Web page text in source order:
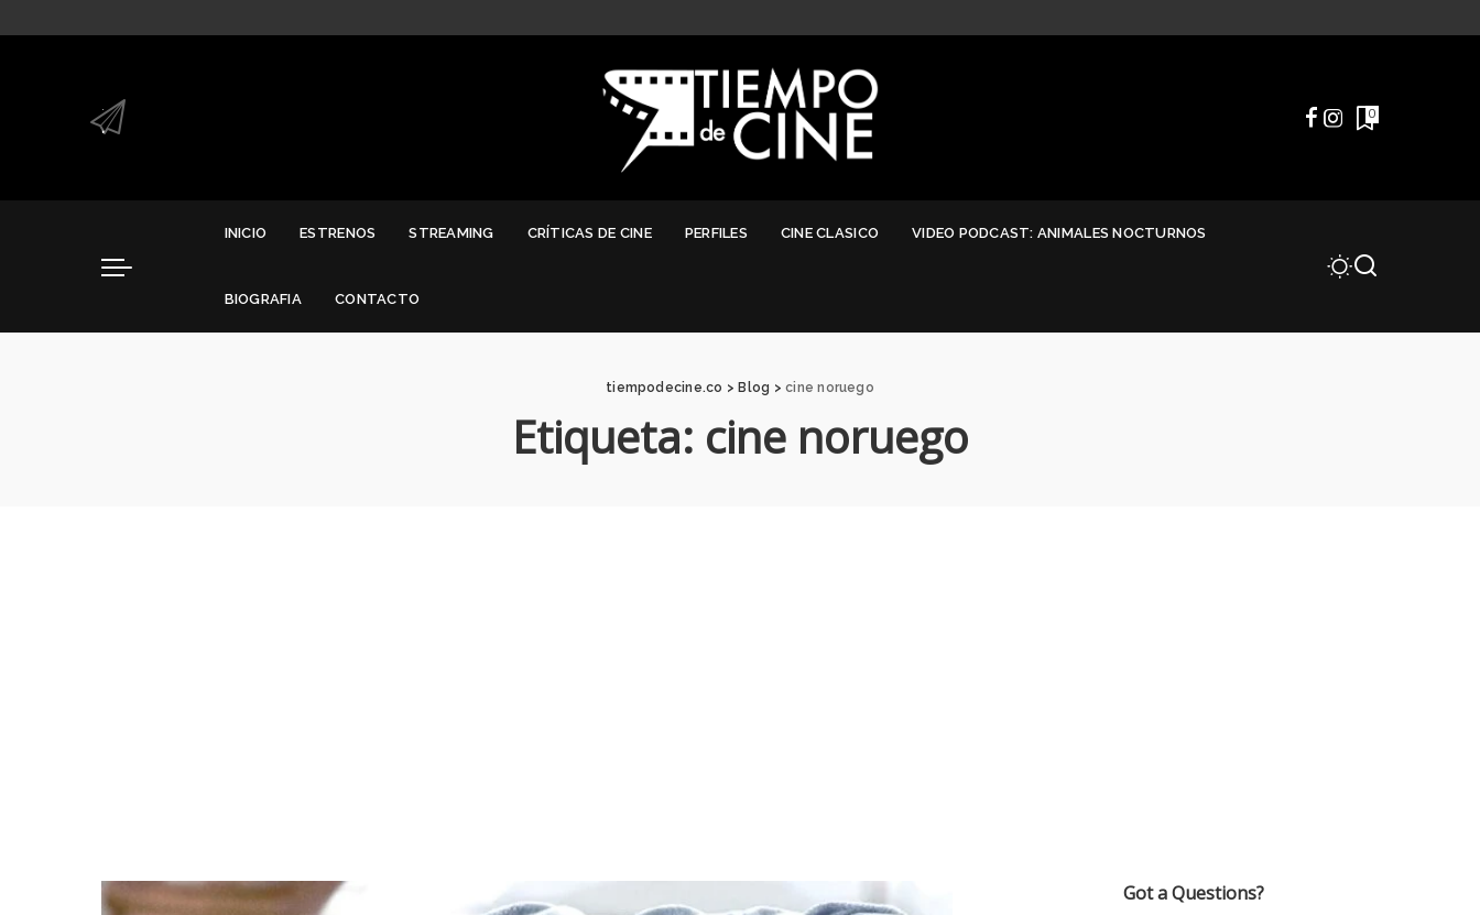
.
.
0
INICIO ESTRENOS STREAMING CRÍTICAS DE CINE PERFILES CINE CLASICO VIDEO PODCAST: ANIMALES NOCTURNOS
BIOGRAFIA CONTACTO
tiempodecine.co > Blog >cine noruego
Etiqueta: cine noruego
Got a Questions?